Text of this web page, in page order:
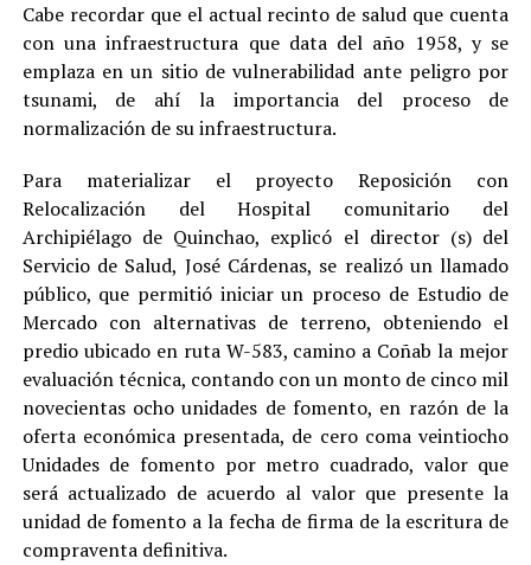
Cabe recordar que el actual recinto de salud que cuenta
con una infraestructura que data del año 1958, y se
emplaza en un sitio de vulnerabilidad ante peligro por
tsunami, de ahí la importancia del proceso de
normalización de su infraestructura.
Para materializar el proyecto Reposición con
Relocalización del Hospital comunitario del
Archipiélago de Quinchao, explicó el director (s) del
Servicio de Salud, José Cárdenas, se realizó un llamado
público, que permitió iniciar un proceso de Estudio de
Mercado con alternativas de terreno, obteniendo el
predio ubicado en ruta W-583, camino a Coñab la mejor
evaluación técnica, contando con un monto de cinco mil
novecientas ocho unidades de fomento, en razón de la
oferta económica presentada, de cero coma veintiocho
Unidades de fomento por metro cuadrado, valor que
será actualizado de acuerdo al valor que presente la
unidad de fomento a la fecha de firma de la escritura de
compraventa definitiva.